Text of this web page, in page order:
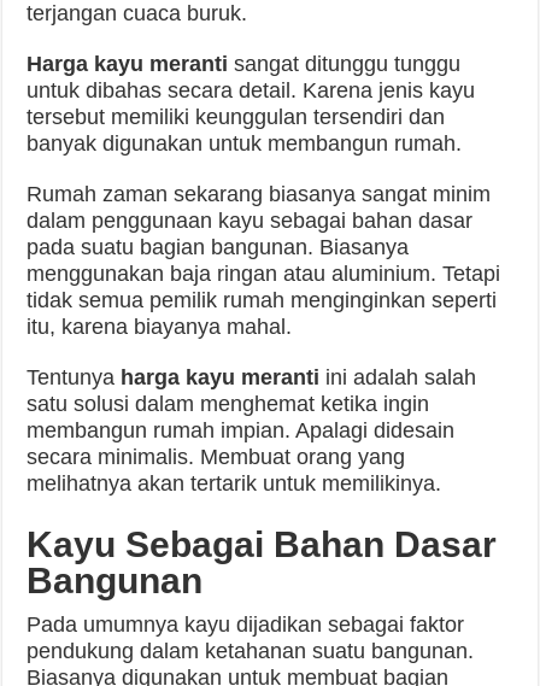
terjangan cuaca buruk.
Harga kayu meranti sangat ditunggu tunggu
untuk dibahas secara detail. Karena jenis kayu
tersebut memiliki keunggulan tersendiri dan
banyak digunakan untuk membangun rumah.
Rumah zaman sekarang biasanya sangat minim
dalam penggunaan kayu sebagai bahan dasar
pada suatu bagian bangunan. Biasanya
menggunakan baja ringan atau aluminium. Tetapi
tidak semua pemilik rumah menginginkan seperti
itu, karena biayanya mahal.
Tentunya harga kayu meranti ini adalah salah
satu solusi dalam menghemat ketika ingin
membangun rumah impian. Apalagi didesain
secara minimalis. Membuat orang yang
melihatnya akan tertarik untuk memilikinya.
Kayu Sebagai Bahan Dasar
Bangunan
Pada umumnya kayu dijadikan sebagai faktor
pendukung dalam ketahanan suatu bangunan.
Biasanya digunakan untuk membuat bagian